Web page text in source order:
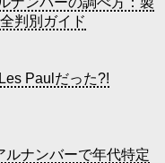
判別ガイド
Paulだった?!
ルナンバーで年代特定